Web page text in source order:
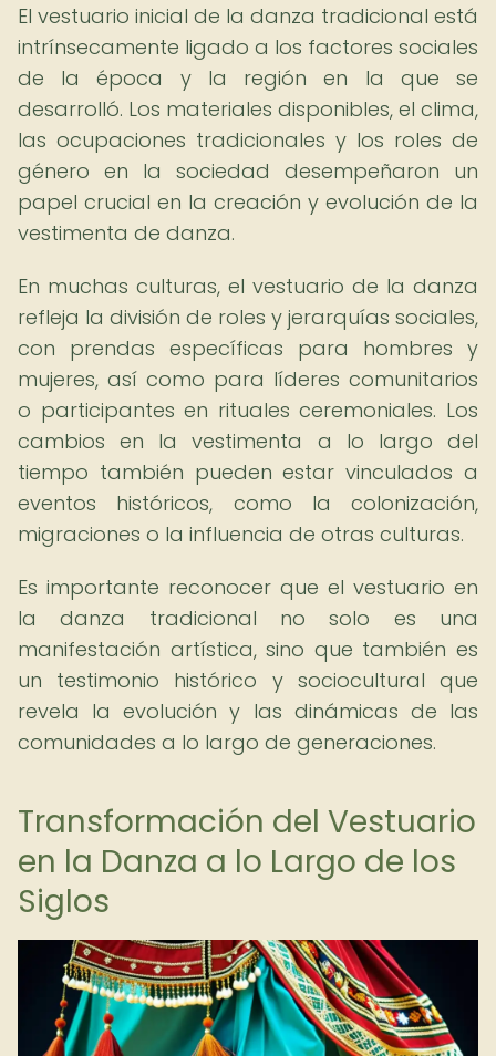
El vestuario inicial de la danza tradicional está
intrínsecamente ligado a los factores sociales
de la época y la región en la que se
desarrolló. Los materiales disponibles, el clima,
las ocupaciones tradicionales y los roles de
género en la sociedad desempeñaron un
papel crucial en la creación y evolución de la
vestimenta de danza.
En muchas culturas, el vestuario de la danza
refleja la división de roles y jerarquías sociales,
con prendas específicas para hombres y
mujeres, así como para líderes comunitarios
o participantes en rituales ceremoniales. Los
cambios en la vestimenta a lo largo del
tiempo también pueden estar vinculados a
eventos históricos, como la colonización,
migraciones o la influencia de otras culturas.
Es importante reconocer que el vestuario en
la danza tradicional no solo es una
manifestación artística, sino que también es
un testimonio histórico y sociocultural que
revela la evolución y las dinámicas de las
comunidades a lo largo de generaciones.
Transformación del Vestuario
en la Danza a lo Largo de los
Siglos